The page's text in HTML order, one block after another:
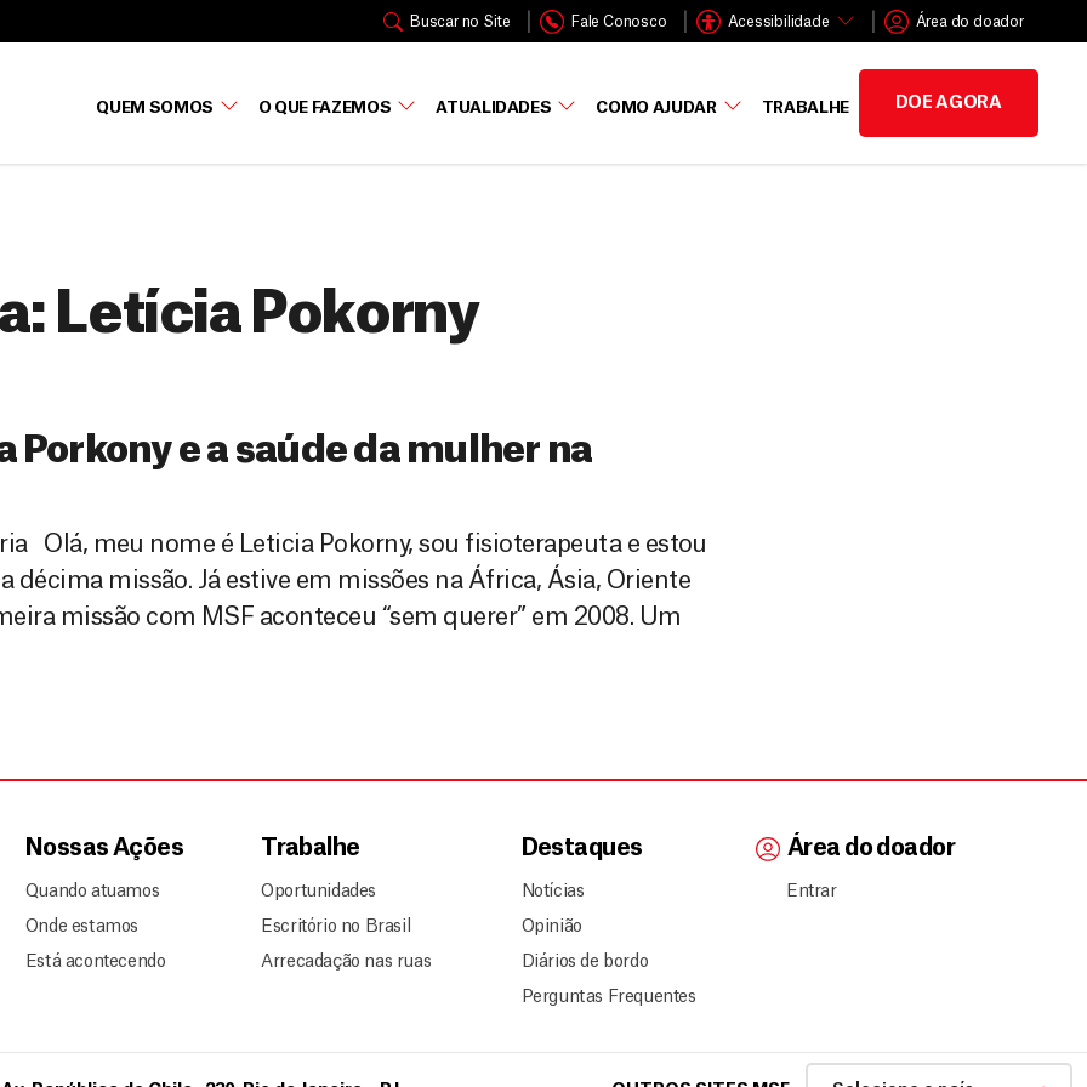
Buscar no Site Fale Conosco Acessibilidade Área do doador
QUEM SOMOS O QUE FAZEMOS ATUALIDADES COMO AJUDAR TRABALHE DOE AGORA
Letícia Pokorny
e a saúde da mulher na
Olá, meu nome é Leticia Pokorny, sou fisioterapeuta e estou
décima missão. Já estive em missões na África, Ásia, Oriente
missão com MSF aconteceu “sem querer” em 2008. Um
Nossas Ações
Quando atuamos
Onde estamos
Está acontecendo
Trabalhe
Oportunidades
Escritório no Brasil
Arrecadação nas ruas
Destaques
Notícias
Opinião
Diários de bordo
Perguntas Frequentes
Área do doador
Entrar